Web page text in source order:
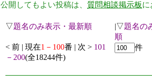
公開してもよい投稿は、 質問相談掲示板に
▽題名のみ表示・最新順 |▽題名の
順
< 前 | 現在1－100番 | 次 > 101
－200(全18244件)
件